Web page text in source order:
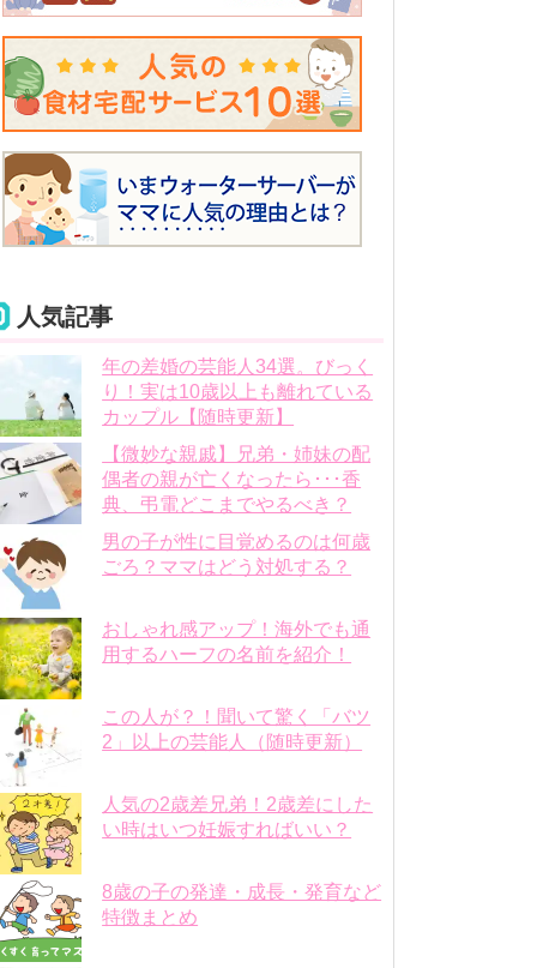
人気記事
年の差婚の芸能人34選。びっく
り！実は10歳以上も離れている
カップル【随時更新】
【微妙な親戚】兄弟・姉妹の配
偶者の親が亡くなったら･･･香
典、弔電どこまでやるべき？
男の子が性に目覚めるのは何歳
ごろ？ママはどう対処する？
おしゃれ感アップ！海外でも通
用するハーフの名前を紹介！
この人が？！聞いて驚く「バツ
2」以上の芸能人（随時更新）
人気の2歳差兄弟！2歳差にした
い時はいつ妊娠すればいい？
8歳の子の発達・成長・発育など
特徴まとめ